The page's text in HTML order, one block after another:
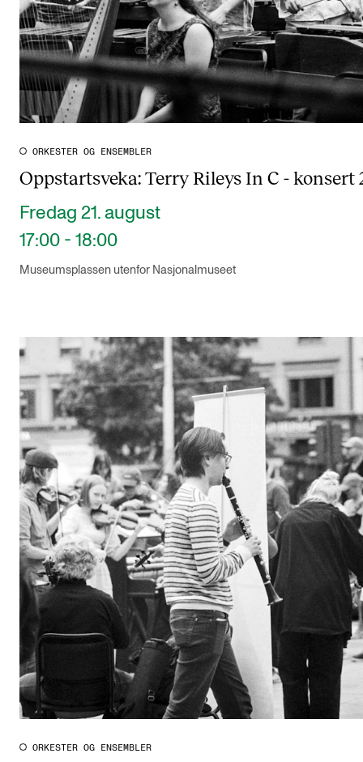
ORKESTER OG ENSEMBLER
Oppstartsveka: Terry Rileys In C - konsert
Fredag 21. august
17:00 - 18:00
Museumsplassen utenfor Nasjonalmuseet
ORKESTER OG ENSEMBLER